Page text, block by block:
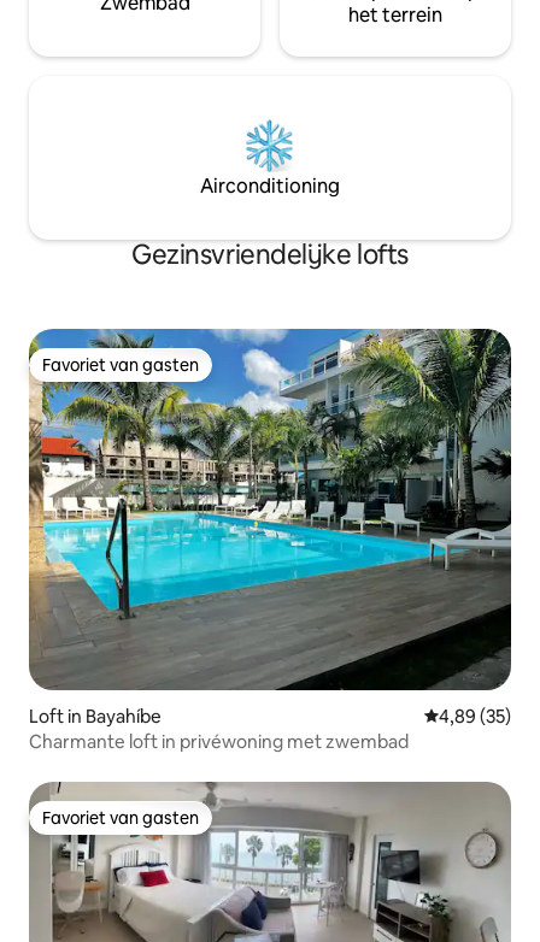
het terrein
Airconditioning
Gezinsvriendelijke lofts
Favoriet van gasten
Favoriet van gasten
Loft in Bayahíbe Gemiddelde
4,89 (35)
Charmante loft in privéwoning met zwembad
Favoriet van gasten
Favoriet van gasten